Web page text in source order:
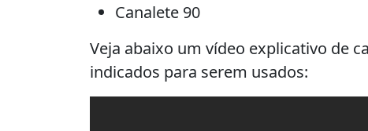
Canalete 90
Veja abaixo um vídeo explicativo de
indicados para serem usados: